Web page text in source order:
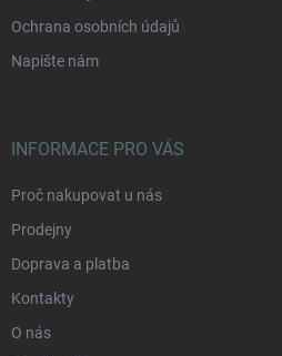
Ochrana osobních údajů
Napište nám
INFORMACE PRO VÁS
Proč nakupovat u nás
Prodejny
Doprava a platba
Kontakty
O nás